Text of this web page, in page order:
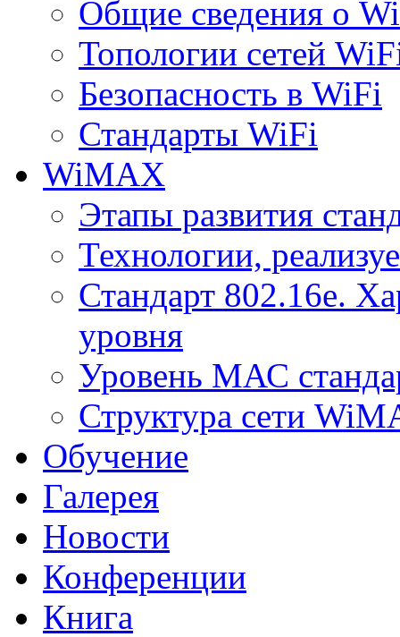
Общие сведения о
Топологии сетей
Безопасность в WiFi
Стандарты WiFi
WiMAX
Этапы развития
Технологии,
Стандарт 802.16е.
уровня
Уровень МАС
Структура сети
Обучение
Галерея
Новости
Конференции
Книга